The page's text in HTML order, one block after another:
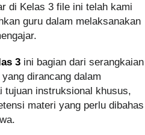
di Kelas 3 file ini telah kami
guru dalam melaksanakan
3 ini bagian dari serangkaian
dirancang dalam
tujuan instruksional khusus,
materi yang perlu dibahas